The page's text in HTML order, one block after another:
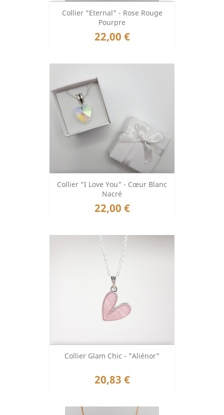
Collier "Eternal" - Rose Rouge
Pourpre
Prix
22,00 €
Collier "I Love You" - Cœur Blanc
Nacré
Prix
22,00 €
Collier Glam Chic - "Aliénor"
Prix
20,83 €